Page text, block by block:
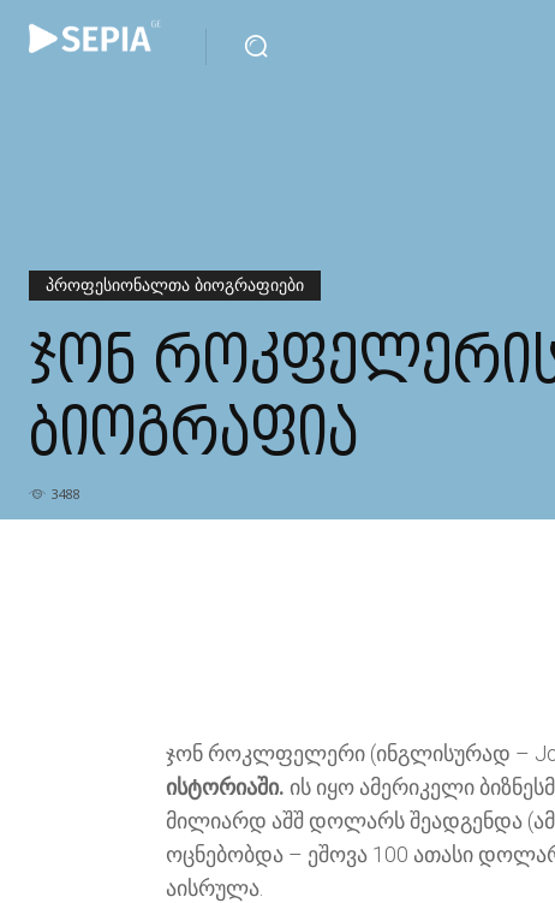
ᲞᲠᲝᲤᲔᲡᲘᲝᲜᲐᲚᲗᲐ ᲑᲘᲝᲒᲠᲐᲤᲘᲔᲑᲘ
ᲯᲝᲜ
ᲑᲘᲝᲒᲠᲐᲤᲘᲐ
3488
ჯონ როკლფელერი (ინგლისურად –
ისტორიაში. ის იყო ამერიკელი
მილიარდ აშშ დოლარს შეადგენდა
ოცნებობდა – ეშოვა 100 ათასი
აისრულა.